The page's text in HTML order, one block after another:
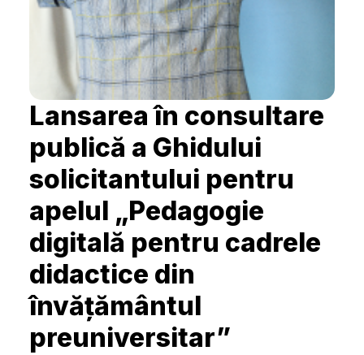
Lansarea în consultare
publică a Ghidului
solicitantului pentru
apelul „Pedagogie
digitală pentru cadrele
didactice din
învățământul
preuniversitar”